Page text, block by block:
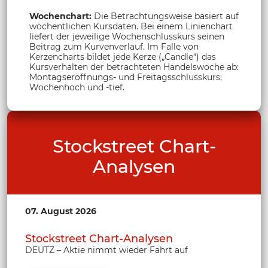
Wochenchart: Die Betrachtungsweise basiert auf
wöchentlichen Kursdaten. Bei einem Linienchart
liefert der jeweilige Wochenschlusskurs seinen
Beitrag zum Kurvenverlauf. Im Falle von
Kerzencharts bildet jede Kerze („Candle“) das
Kursverhalten der betrachteten Handelswoche ab:
Montagseröffnungs- und Freitagsschlusskurs;
Wochenhoch und -tief.
Stockstreet Chart-
Analysen
07. August 2026
Stockstreet Chart-Analysen
DEUTZ – Aktie nimmt wieder Fahrt auf